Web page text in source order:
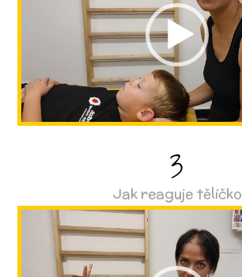
3
Jak reaguje tělíčko
Video
přehrávač